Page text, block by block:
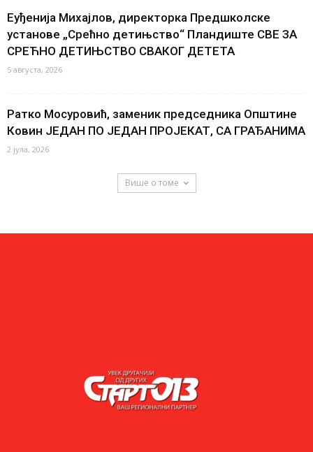
Еуђенија Михајлов, директорка Предшколске
установе „Срећно детињство“ Пландиште СВЕ ЗА
СРЕЋНО ДЕТИЊСТВО СВАКОГ ДЕТЕТА
5 августа, 2026
Ратко Мосуровић, заменик председника Општине
Ковин ЈЕДАН ПО ЈЕДАН ПРОЈЕКАТ, СА ГРАЂАНИМА
2 јула, 2026
Више о томе